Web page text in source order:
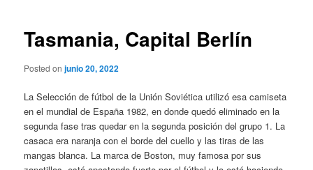
Tasmania, Capital Berlín
Posted onjunio 20, 2022
La Selección de fútbol de la Unión Soviética utilizó esa camiseta
en el mundial de España 1982, en donde quedó eliminado en la
segunda fase tras quedar en la segunda posición del grupo 1. La
casaca era naranja con el borde del cuello y las tiras de las
mangas blanca. La marca de Boston, muy famosa por sus